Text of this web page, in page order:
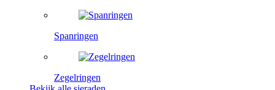
Spanringen
Zegelringen